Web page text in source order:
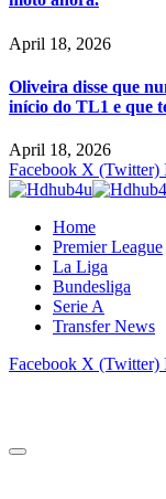
April 18, 2026
Oliveira disse que
início do TL1 e que
April 18, 2026
Facebook X (Twitter)
Home
Premier League
La Liga
Bundesliga
Serie A
Transfer News
Facebook X (Twitter)